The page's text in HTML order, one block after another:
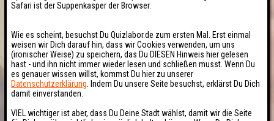
Safari ist der Suppenkasper der Browser.
Wie es scheint, besuchst Du Quizlabor.de zum ersten Mal. Erst einmal
weisen wir Dich darauf hin, dass wir Cookies verwenden, um uns
(ironischer Weise) zu speichern, das Du DIESEN Hinweis hier gelesen
hast - und ihn nicht immer wieder lesen und schließen musst. Wenn Du
es genauer wissen willst, kommst Du hier zu unserer
Datenschutzerklärung . Indem Du unsere Seite besuchst, erklärst Du Dich
damit einverstanden.
VIEL wichtiger ist aber, dass Du Deine Stadt wählst, damit wir die Seite